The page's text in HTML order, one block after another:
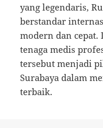
yang legendaris,
berstandar
modern dan cepat.
tenaga medis
tersebut menjadi
Surabaya dalam
terbaik.